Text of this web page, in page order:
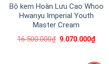
Bộ kem Hoàn Lưu Cao Whoo
Hwanyu Imperial Youth
Master Cream
16.500.000₫ 9.070.000₫